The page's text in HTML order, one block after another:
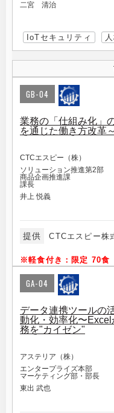
二宮 清治
IoTセキュリティ
GB-04
業務の「仕組み化」
を通じた働き方改革～
CTCエスピー（株）
ソリューション推進第2部
商品企画推進課
課長
井上 悦義
提供 CTCエスピー株
※軽食付き：限定 70食
GA-04
データ連携ツールの
動化・効率化〜
務を"カイゼン"
アステリア（株）
エンタープライズ本部
マーケティング部・部長
東出 武也